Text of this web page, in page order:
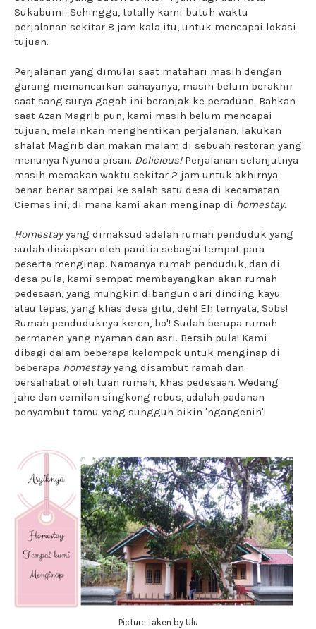
Sukabumi. Sehingga, totally kami butuh waktu
perjalanan sekitar 8 jam kala itu, untuk mencapai lokasi
tujuan.
Perjalanan yang dimulai saat matahari masih dengan
garang memancarkan cahayanya, masih belum berakhir
saat sang surya gagah ini beranjak ke peraduan. Bahkan
saat Azan Magrib pun, kami masih belum mencapai
tujuan, melainkan menghentikan perjalanan, lakukan
shalat Magrib dan makan malam di sebuah restoran yang
menunya Nyunda pisan. Delicious! Perjalanan selanjutnya
masih memakan waktu sekitar 2 jam untuk akhirnya
benar-benar sampai ke salah satu desa di kecamatan
Ciemas ini, di mana kami akan menginap di homestay.
Homestayyang dimaksud adalah rumah penduduk yang
sudah disiapkan oleh panitia sebagai tempat para
peserta menginap. Namanya rumah penduduk, dan di
desa pula, kami sempat membayangkan akan rumah
pedesaan, yang mungkin dibangun dari dinding kayu
atau tepas, yang khas desa gitu, deh! Eh ternyata, Sobs!
Rumah penduduknya keren, bo'! Sudah berupa rumah
permanen yang nyaman dan asri. Bersih pula! Kami
dibagi dalam beberapa kelompok untuk menginap di
beberapa homestayyang disambut ramah dan
bersahabat oleh tuan rumah, khas pedesaan. Wedang
jahe dan cemilan singkong rebus, adalah padanan
penyambut tamu yang sungguh bikin 'ngangenin'!
Picture taken by Ulu